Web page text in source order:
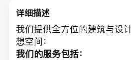
详细描述
我们提供全方位的建筑与设
想空间：
我们的服务包括：